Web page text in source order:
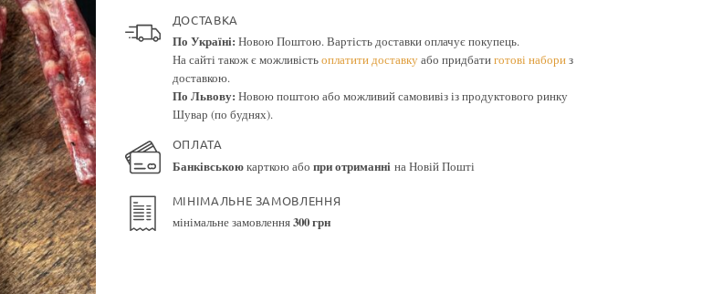
ДОСТАВКА
По Україні: Новою Поштою. Вартість доставки оплачує покупець.
На сайті також є можливістьоплатити доставкуабо придбатиготові набориз
доставкою.
По Львову: Новою поштою або можливий самовивіз із продуктового ринку
Шувар (по буднях).
ОПЛАТА
Банківськоюкарткою або при отриманніна Новій Пошті
МІНІМАЛЬНЕ ЗАМОВЛЕННЯ
мінімальне замовлення300 грн